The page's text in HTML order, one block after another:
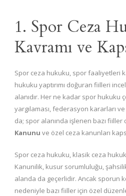
1. Spor Ceza
Kavramı ve
Spor ceza hukuku, spor faaliyetleri
hukuku yaptırımı doğuran fiilleri
alanıdır. Her ne kadar spor hukuku
yargılaması, federasyon kararları
da; spor alanında işlenen bazı fiiller
Kanunu ve özel ceza kanunları
Spor ceza hukuku, klasik ceza
Kanunilik, kusur sorumluluğu,
alanda da geçerlidir. Ancak sporun
nedeniyle bazı fiiller için özel